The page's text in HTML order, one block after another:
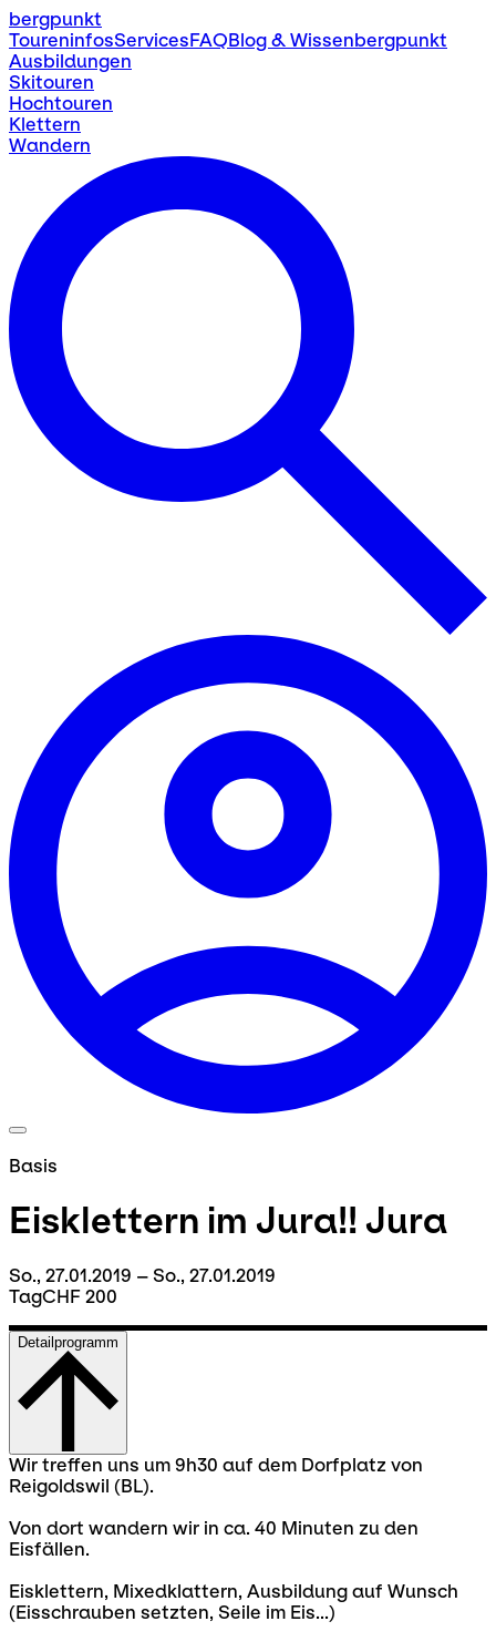
bergpunkt
ToureninfosServicesFAQBlog & Wissenbergpunkt
Ausbildungen
Skitouren
Hochtouren
Klettern
Wandern
Basis
Eisklettern im Jura!! Jura
So., 27.01.2019 – So., 27.01.2019
TagCHF 200
Detailprogramm
Wir treffen uns um 9h30 auf dem Dorfplatz von
Reigoldswil (BL).
Von dort wandern wir in ca. 40 Minuten zu den
Eisfällen.
Eisklettern, Mixedklattern, Ausbildung auf Wunsch
(Eisschrauben setzten, Seile im Eis...)